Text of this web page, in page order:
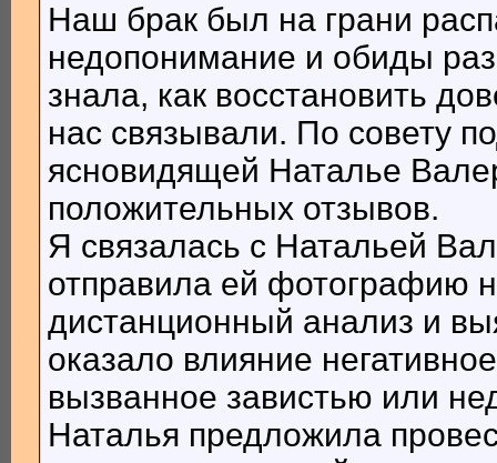
Наш брак был на грани
недопонимание и обиды
знала, как восстановить
нас связывали. По совету
ясновидящей Наталье
положительных отзывов.
Я связалась с Натальей
отправила ей фотографию
дистанционный анализ и
оказало влияние
вызванное завистью или
Наталья предложила